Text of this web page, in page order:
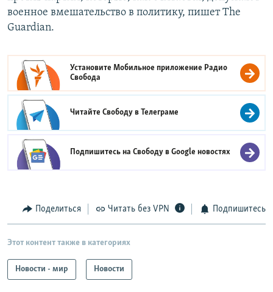
военное вмешательство в политику, пишет The
Guardian.
Установите Мобильное приложение Радио
Свобода
Читайте Свободу вТелеграме
Подпишитесь на Свободу вGoogle новостях
Поделиться Читать без VPN Подпишитесь
Этот контент также в категориях
Новости - мир Новости